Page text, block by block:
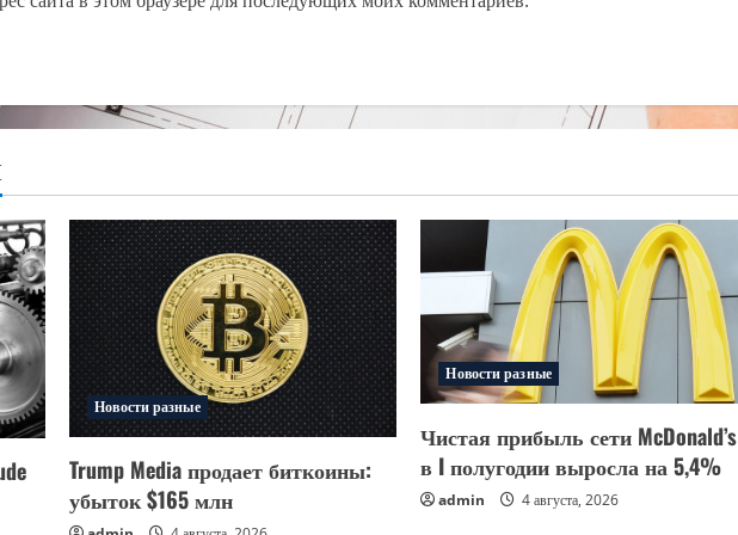
Новости разные
Trump Media продает биткоины:
убыток $165 млн
Новости разные
Чистая прибыль сети McDonald’s
в I полугодии выросла на 5,4%
admin 4 августа, 2026